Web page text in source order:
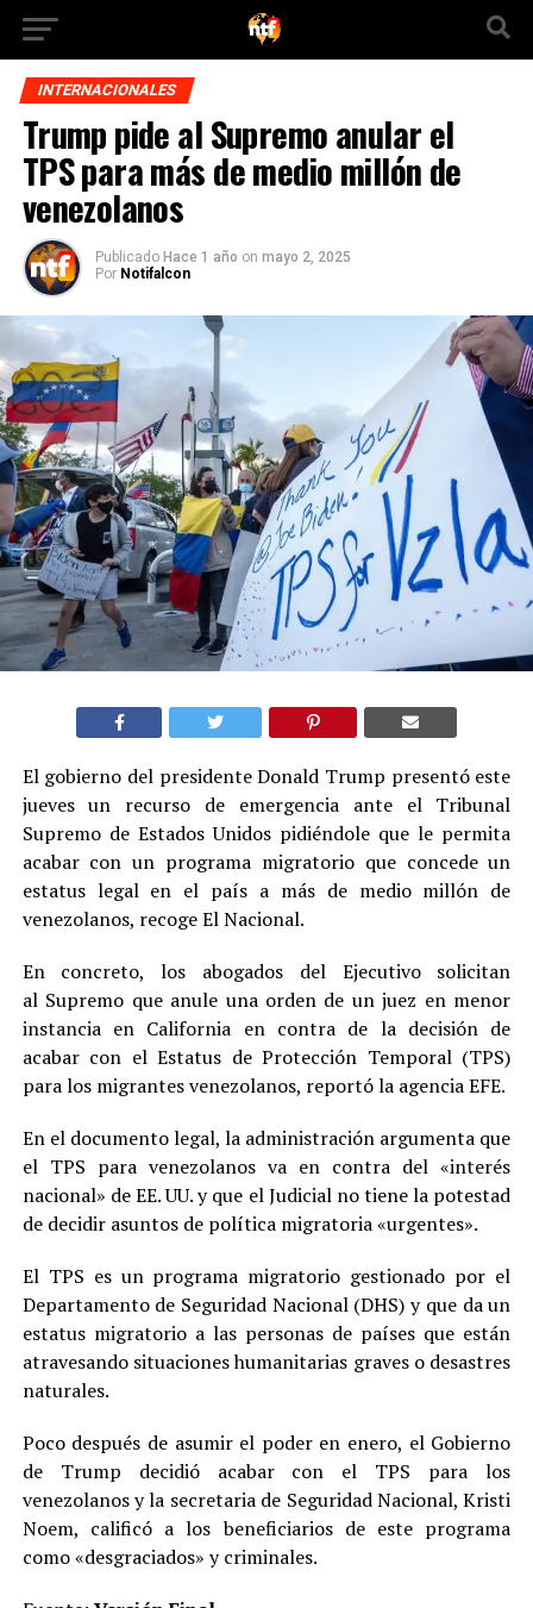
INTERNACIONALES
Trump pide al Supremo anular el
TPS para más de medio millón de
venezolanos
Publicado Hace 1 año on mayo 2, 2025
Por Notifalcon
El gobierno del presidente Donald Trump presentó este
jueves un recurso de emergencia ante el Tribunal
Supremo de Estados Unidos pidiéndole que le permita
acabar con un programa migratorio que concede un
estatus legal en el país a más de medio millón de
venezolanos, recoge El Nacional.
En concreto, los abogados del Ejecutivo solicitan
al Supremo que anule una orden de un juez en menor
instancia en California en contra de la decisión de
acabar con el Estatus de Protección Temporal (TPS)
para los migrantes venezolanos, reportó la agencia EFE.
En el documento legal, la administración argumenta que
el TPS para venezolanos va en contra del «interés
nacional» de EE. UU. y que el Judicial no tiene la potestad
de decidir asuntos de política migratoria «urgentes».
El TPS es un programa migratorio gestionado por el
Departamento de Seguridad Nacional (DHS) y que da un
estatus migratorio a las personas de países que están
atravesando situaciones humanitarias graves o desastres
naturales.
Poco después de asumir el poder en enero, el Gobierno
de Trump decidió acabar con el TPS para los
venezolanos y la secretaria de Seguridad Nacional, Kristi
Noem, calificó a los beneficiarios de este programa
como «desgraciados» y criminales.